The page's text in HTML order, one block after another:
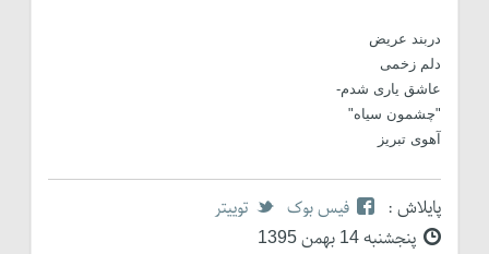
دربند عریض
دلم زخمی
عاشق یاری شدم-
"چشمون سیاه"
آهوی تبریز
پایلاش : فیس بوک
توییتر
پنجشنبه 14 بهمن 1395